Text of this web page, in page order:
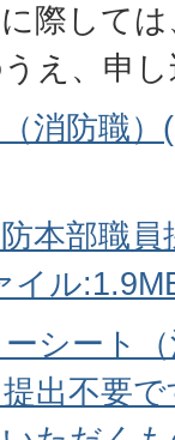
際して
え、申
消防職
本部職
イル
シート
出不要